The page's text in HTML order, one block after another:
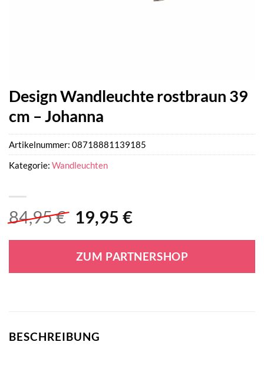
Design Wandleuchte rostbraun 39
cm – Johanna
84,95€ Ursprünglicher
war:
84,95 €
19,95 €Aktueller
ist:
19,95 €.
ZUM PARTNERSHOP
Artikelnummer: 08718881139185
Kategorie: Wandleuchten
BESCHREIBUNG